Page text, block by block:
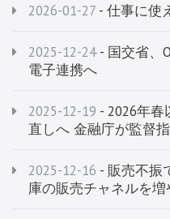
2025-12-16 - 販売不振
庫の販売チャネルを増
2025-12-19 - 2026年春
直しへ 金融庁が監督
2025-12-24- 国交省、
電子連携へ
2026-01-27 - 仕事に使